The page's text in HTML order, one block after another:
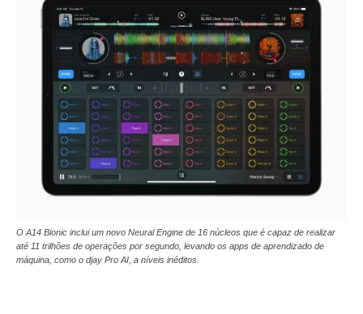
O A14 Bionic inclui um novo Neural Engine de 16 núcleos que é capaz de realizar
até 11 trilhões de operações por segundo, levando os apps de aprendizado de
máquina, como o djay Pro AI, a níveis inéditos.